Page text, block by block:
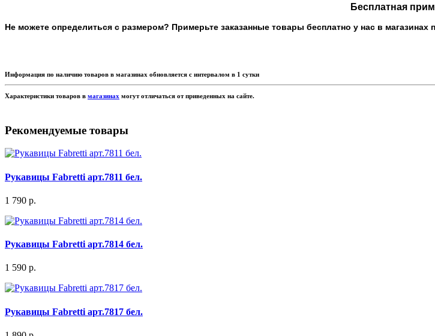
Бесплатная
Не можете определиться с размером? Примерьте заказанные товары бесплатно у нас в магазинах
Информация по наличию товаров в магазинах обновляется с интервалом в 1 сутки
Характеристики товаров в магазинах могут отличаться от приведенных на сайте.
Рекомендуемые товары
Рукавицы Fabretti арт.7811 бел.
1 790 р.
Рукавицы Fabretti арт.7814 бел.
1 590 р.
Рукавицы Fabretti арт.7817 бел.